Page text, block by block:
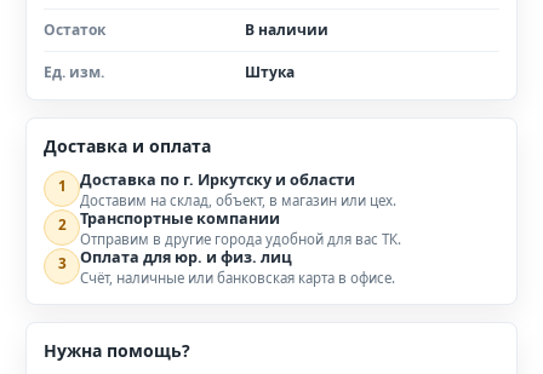
Остаток В наличии
Ед. изм. Штука
Доставка и оплата
1 Доставка по г. Иркутску и области
Доставим на склад, объект, в магазин или цех.
2 Транспортные компании
Отправим в другие города удобной для вас ТК.
3 Оплата для юр. и физ. лиц
Счёт, наличные или банковская карта в офисе.
Нужна помощь?